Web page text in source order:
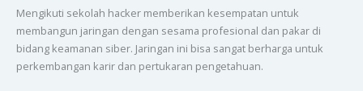
Mengikuti sekolah hacker memberikan kesempatan untuk
membangun jaringan dengan sesama profesional dan pakar di
bidang keamanan siber. Jaringan ini bisa sangat berharga untuk
perkembangan karir dan pertukaran pengetahuan.